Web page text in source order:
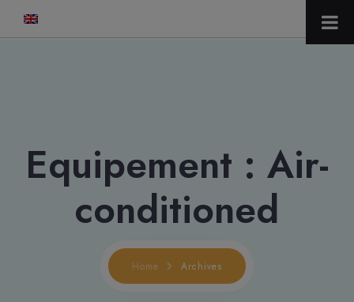
Equipement : Air-
conditioned
Home Archives